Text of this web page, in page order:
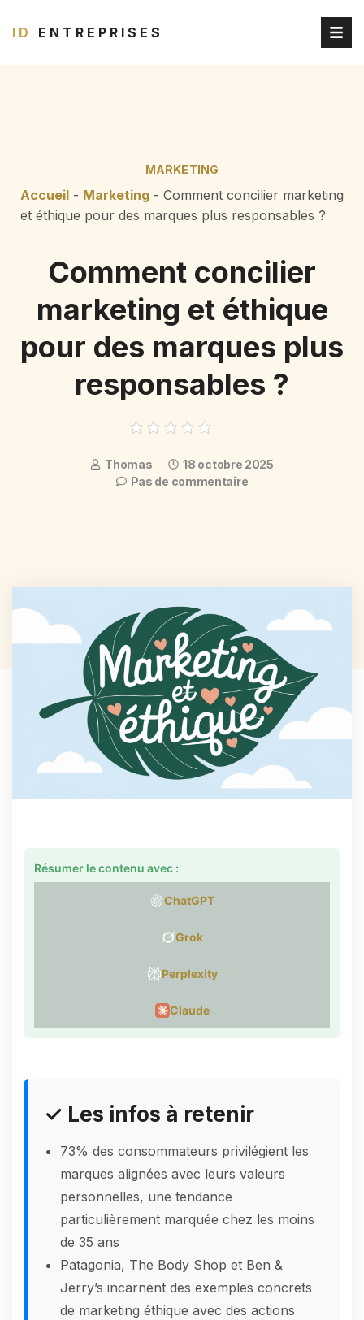
ID ENTREPRISES
MARKETING
Accueil - Marketing - Comment concilier marketing
et éthique pour des marques plus responsables ?
Comment concilier
marketing et éthique
pour des marques plus
responsables ?
Thomas
18 octobre 2025
Pas de commentaire
Résumer le contenu avec :
ChatGPT
Grok
Perplexity
Claude
✓ Les infos à retenir
73% des consommateurs privilégient les
marques alignées avec leurs valeurs
personnelles, une tendance
particulièrement marquée chez les moins
de 35 ans
Patagonia, The Body Shop et Ben &
Jerry’s incarnent des exemples concrets
de marketing éthique avec des actions